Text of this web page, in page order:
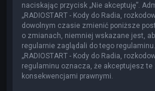
naciskając przycisk „Nie akceptuję”.
„RADIOSTART - Kody do Radia,
dowolnym czasie zmienić poniższe
o zmianach, niemniej wskazane jest,
regularnie zaglądali do tego
„RADIOSTART - Kody do Radia,
regulaminu oznacza, że akceptujesz
konsekwencjami prawnymi.